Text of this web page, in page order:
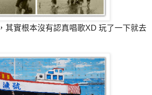
，其實根本沒有認真唱歌XD 玩了一下就去